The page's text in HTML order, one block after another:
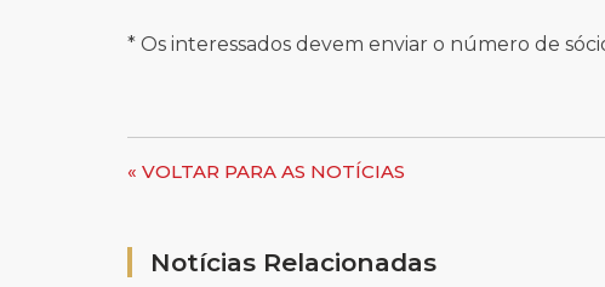
* Os interessados devem enviar o número de
« VOLTAR PARA AS NOTÍCIAS
Notícias Relacionadas